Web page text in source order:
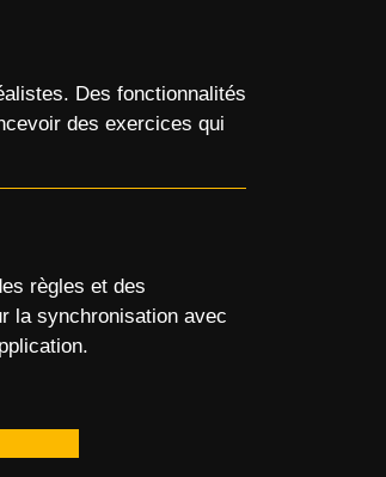
Des fonctionnalités
des exercices qui
règles et des
la synchronisation avec